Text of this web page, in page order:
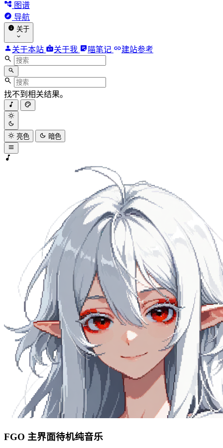
图谱
导航
关于
关于本站 关于我 喵笔记 建站参考
找不到相关结果。
亮色 暗色
FGO 主界面待机纯音乐